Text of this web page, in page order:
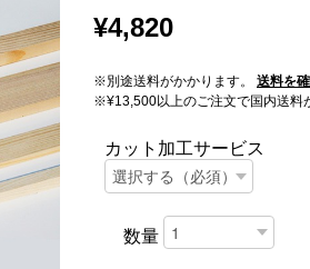
¥4,820
※別途送料がかかります。
送料を
※¥13,500以上のご注文で国内送料
カット加工サービス
数量